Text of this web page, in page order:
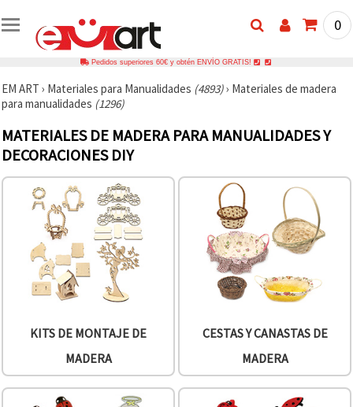
0
Pedidos superiores 60€ y obtén ENVÍO GRATIS!
EM ART › Materiales para Manualidades (4893)› Materiales de madera
para manualidades (1296)
MATERIALES DE MADERA PARA MANUALIDADES Y
DECORACIONES DIY
KITS DE MONTAJE DE
MADERA
CESTAS Y CANASTAS DE
MADERA